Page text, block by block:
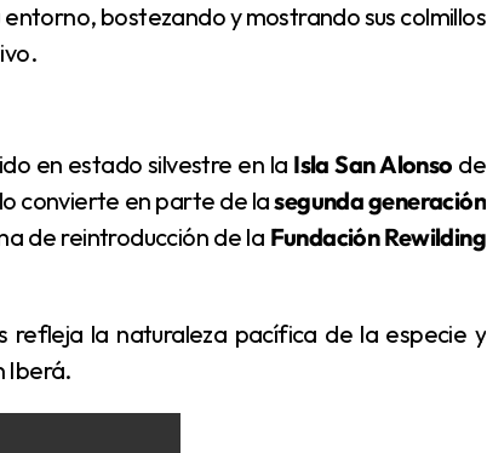
en estado silvestre en la Isla San Alonso de
convierte en parte de lasegunda generación
de reintroducción de la Fundación Rewilding
Iberá.